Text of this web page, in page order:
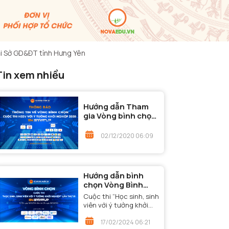
GD&ĐT tỉnh Hưng Yên
xem nhiều
Hướng dẫn Tham
gia Vòng bình chọn
sinh, sinh viên với ý
02/12/2020 06:09
Hướng dẫn bình
chọn Vòng Bình
chọn - Cuộc thi
“Học sinh, sinh viên
với ý tưởng khởi
nghiệp” lần thứ VI
Cuộc thi “Học sinh, sinh
viên với ý tưởng khởi
bước đến Vòng Bình
17/02/2024 06:21